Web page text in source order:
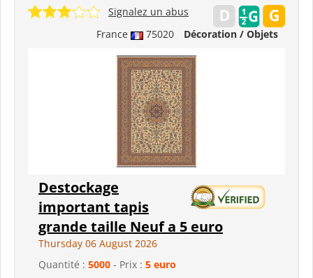
France 75020 Décoration / Objets
Signalez un abus
Destockage
important tapis
grande taille Neuf a 5 euro
Thursday 06 August 2026
Quantité : 5000 - Prix : 5 euro